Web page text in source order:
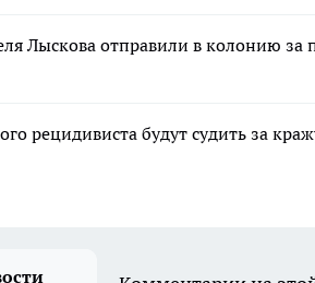
Лыскова отправили в колонию
рецидивиста будут судить за